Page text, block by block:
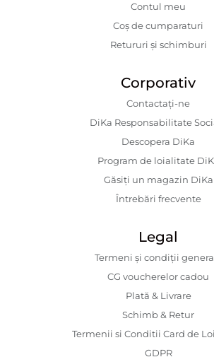
Contul meu
Coș de cumparaturi
Retururi și schimburi
Corporativ
Contactaţi-ne
DiKa Responsabilitate
Descopera DiKa
Program de loialitate
Găsiți un magazin DiKa
Întrebări frecvente
Legal
Termeni și condiții
CG voucherelor cadou
Plată & Livrare
Schimb & Retur
Termenii si Conditii Card de
GDPR